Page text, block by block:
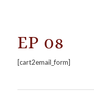
EP 08
[cart2email_form]